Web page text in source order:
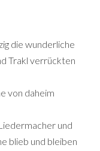
die wunderliche
Trakl verrückten
von daheim
und
blieb und bleiben